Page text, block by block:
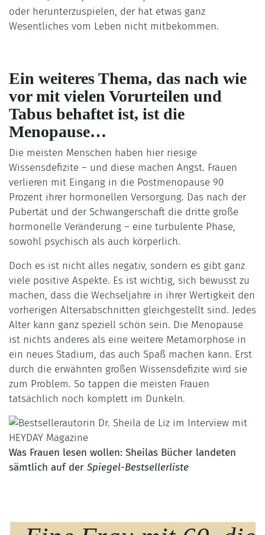
oder herunterzuspielen, der hat etwas ganz
Wesentliches vom Leben nicht mitbekommen.
Ein weiteres Thema, das nach wie
vor mit vielen Vorurteilen und
Tabus behaftet ist, ist die
Menopause…
Die meisten Menschen haben hier riesige
Wissensdefizite – und diese machen Angst. Frauen
verlieren mit Eingang in die Postmenopause 90
Prozent ihrer hormonellen Versorgung. Das nach der
Pubertät und der Schwangerschaft die dritte große
hormonelle Veränderung – eine turbulente Phase,
sowohl psychisch als auch körperlich.
Doch es ist nicht alles negativ, sondern es gibt ganz
viele positive Aspekte. Es ist wichtig, sich bewusst zu
machen, dass die Wechseljahre in ihrer Wertigkeit den
vorherigen Altersabschnitten gleichgestellt sind. Jedes
Alter kann ganz speziell schön sein. Die Menopause
ist nichts anderes als eine weitere Metamorphose in
ein neues Stadium, das auch Spaß machen kann. Erst
durch die erwähnten großen Wissensdefizite wird sie
zum Problem. So tappen die meisten Frauen
tatsächlich noch komplett im Dunkeln.
Was Frauen lesen wollen: Sheilas Bücher landeten
sämtlich auf der Spiegel-Bestsellerliste